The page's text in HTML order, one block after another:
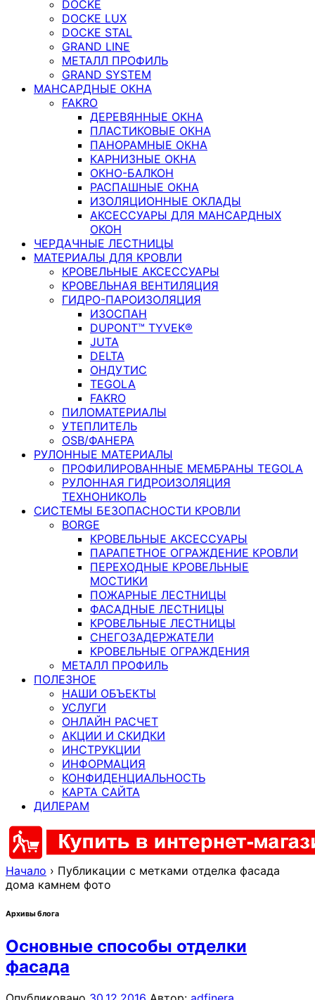
DOCKE
DOCKE LUX
DOCKE STAL
GRAND LINE
МЕТАЛЛ ПРОФИЛЬ
GRAND SYSTEM
МАНСАРДНЫЕ ОКНА
FAKRO
ДЕРЕВЯННЫЕ ОКНА
ПЛАСТИКОВЫЕ ОКНА
ПАНОРАМНЫЕ ОКНА
КАРНИЗНЫЕ ОКНА
ОКНО-БАЛКОН
РАСПАШНЫЕ ОКНА
ИЗОЛЯЦИОННЫЕ ОКЛАДЫ
АКСЕССУАРЫ ДЛЯ МАНСАРДНЫХ
ОКОН
ЧЕРДАЧНЫЕ ЛЕСТНИЦЫ
МАТЕРИАЛЫ ДЛЯ КРОВЛИ
КРОВЕЛЬНЫЕ АКСЕССУАРЫ
КРОВЕЛЬНАЯ ВЕНТИЛЯЦИЯ
ГИДРО-ПАРОИЗОЛЯЦИЯ
ИЗОСПАН
DUPONT™ TYVEK®
JUTA
DELTA
ОНДУТИС
TEGOLA
FAKRO
ПИЛОМАТЕРИАЛЫ
УТЕПЛИТЕЛЬ
OSB/ФАНЕРА
РУЛОННЫЕ МАТЕРИАЛЫ
ПРОФИЛИРОВАННЫЕ МЕМБРАНЫ TEGOLA
РУЛОННАЯ ГИДРОИЗОЛЯЦИЯ
ТЕХНОНИКОЛЬ
СИСТЕМЫ БЕЗОПАСНОСТИ КРОВЛИ
BORGE
КРОВЕЛЬНЫЕ АКСЕССУАРЫ
ПАРАПЕТНОЕ ОГРАЖДЕНИЕ КРОВЛИ
ПЕРЕХОДНЫЕ КРОВЕЛЬНЫЕ
МОСТИКИ
ПОЖАРНЫЕ ЛЕСТНИЦЫ
ФАСАДНЫЕ ЛЕСТНИЦЫ
КРОВЕЛЬНЫЕ ЛЕСТНИЦЫ
СНЕГОЗАДЕРЖАТЕЛИ
КРОВЕЛЬНЫЕ ОГРАЖДЕНИЯ
МЕТАЛЛ ПРОФИЛЬ
ПОЛЕЗНОЕ
НАШИ ОБЪЕКТЫ
УСЛУГИ
ОНЛАЙН РАСЧЕТ
АКЦИИ И СКИДКИ
ИНСТРУКЦИИ
ИНФОРМАЦИЯ
КОНФИДЕНЦИАЛЬНОСТЬ
КАРТА САЙТА
ДИЛЕРАМ
Начало › Публикации с метками отделка фасада
дома камнем фото
Архивы блога
Основные способы отделки
фасада